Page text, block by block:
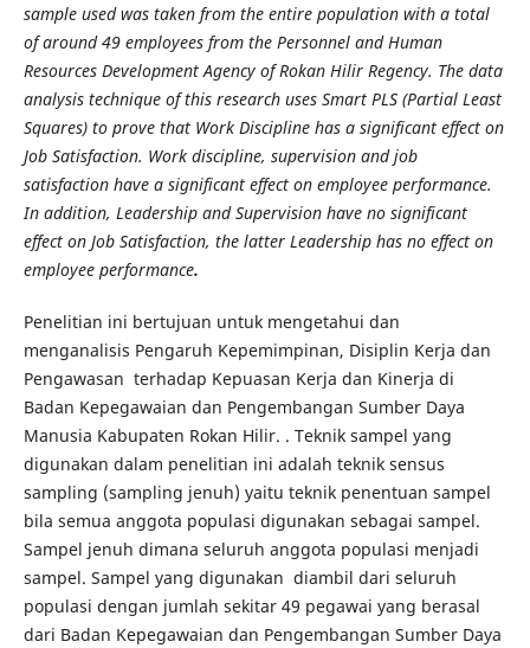
sample used was taken from the entire population with a total
of around 49 employees from the Personnel and Human
Resources Development Agency of Rokan Hilir Regency. The data
analysis technique of this research uses Smart PLS (Partial Least
Squares) to prove that Work Discipline has a significant effect on
Job Satisfaction. Work discipline, supervision and job
satisfaction have a significant effect on employee performance.
In addition, Leadership and Supervision have no significant
effect on Job Satisfaction, the latter Leadership has no effect on
employee performance.
Penelitian ini bertujuan untuk mengetahui dan
menganalisis Pengaruh Kepemimpinan, Disiplin Kerja dan
Pengawasan terhadap Kepuasan Kerja dan Kinerja di
Badan Kepegawaian dan Pengembangan Sumber Daya
Manusia Kabupaten Rokan Hilir. . Teknik sampel yang
digunakan dalam penelitian ini adalah teknik sensus
sampling (sampling jenuh) yaitu teknik penentuan sampel
bila semua anggota populasi digunakan sebagai sampel.
Sampel jenuh dimana seluruh anggota populasi menjadi
sampel. Sampel yang digunakan diambil dari seluruh
populasi dengan jumlah sekitar 49 pegawai yang berasal
dari Badan Kepegawaian dan Pengembangan Sumber Daya